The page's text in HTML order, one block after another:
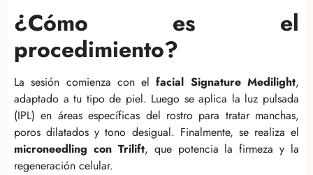
¿Cómo es el
procedimiento?
La sesión comienza con elfacial Signature Medilight,
adaptado a tu tipo de piel. Luego se aplica la luz pulsada
(IPL) en áreas específicas del rostro para tratar manchas,
poros dilatados y tono desigual. Finalmente, se realiza el
microneedling con Trilift, que potencia la firmeza y la
regeneración celular.